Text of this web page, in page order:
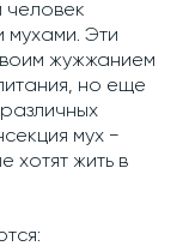
человек
мухами. Эти
жужжанием
но еще
мух −
хотят жить в